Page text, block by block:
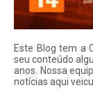
Este Blog tem a
seu conteúdo
anos. Nossa
notí­cias aqui